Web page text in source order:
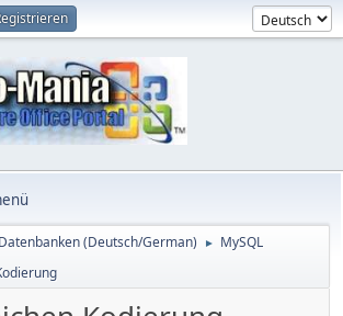
Datenbanken (Deutsch/German) ► MySQL